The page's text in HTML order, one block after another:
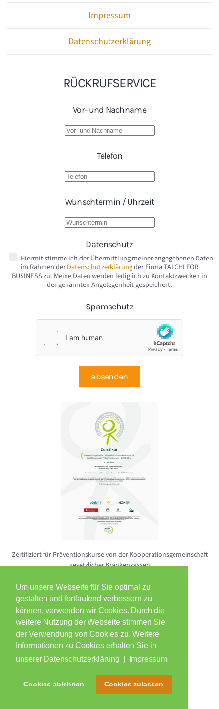
Um unsere Webseite für Sie optimal zu
gestalten und fortlaufend verbessern zu
können, verwenden wir Cookies. Durch die
weitere Nutzung der Webseite stimmen Sie
der Verwendung von Cookies zu. Weitere
Informationen zu Cookies erhalten Sie in
unserer Datenschutzerklärung Impressum
Cookies ablehnen Cookies zulassen
Impressum
Datenschutzerklärung
RÜCKRUFSERVICE
Vor- und Nachname
Telefon
Wunschtermin / Uhrzeit
Datenschutz
Hiermit stimme ich der Übermittlung meiner angegebenen Daten
im Rahmen derDatenschutzerklärungder Firma TAI CHI FOR
BUSINESS zu. Meine Daten werden lediglich zu Kontaktzwecken in
der genannten Angelegenheit gespeichert.
Spamschutz
absenden
Zertifiziert für Präventions­kurse von der Kooperations­gemeinschaft
gesetzlicher Kranken­kassen